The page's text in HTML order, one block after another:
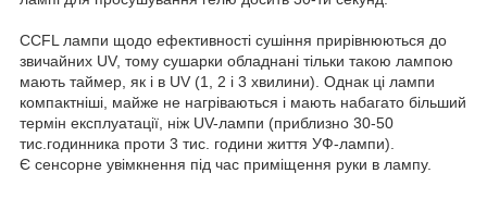
CCFL лампи щодо ефективності сушіння прирівнюються до
звичайних UV, тому сушарки обладнані тільки такою лампою
мають таймер, як і в UV (1, 2 і 3 хвилини). Однак ці лампи
компактніші, майже не нагріваються і мають набагато більший
термін експлуатації, ніж UV-лампи (приблизно 30-50
тис.годинника проти 3 тис. години життя УФ-лампи).
Є сенсорне увімкнення під час приміщення руки в лампу.